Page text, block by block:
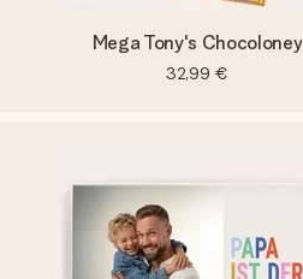
Mega Tony's Chocoloney
32,99 €